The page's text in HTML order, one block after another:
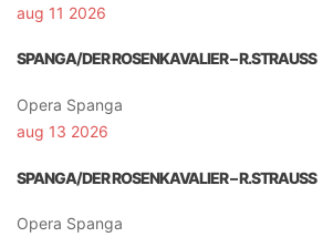
aug 11 2026
SPANGA/DER ROSENKAVALIER – R.STRAUSS
Opera Spanga
aug 13 2026
SPANGA/DER ROSENKAVALIER – R.STRAUSS
Opera Spanga